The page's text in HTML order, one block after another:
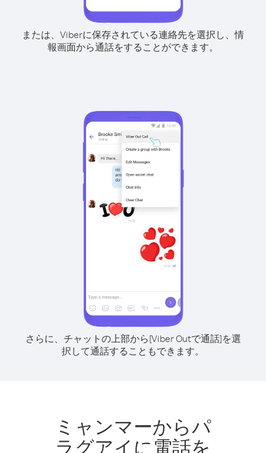
または、Viberに保存されている連絡先を選択し、情
報画面から通話をすることができます。
さらに、チャットの上部から[Viber Outで通話]を選
択して通話することもできます。
ミャンマーからパ
ラグアイに電話を